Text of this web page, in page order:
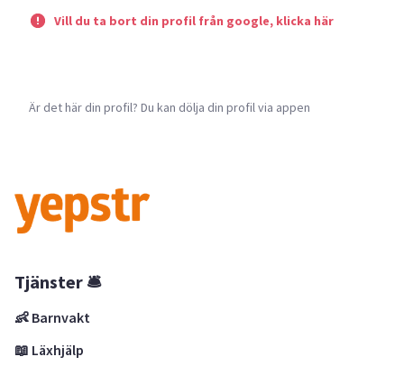
Vill du ta bort din profil från google, klicka här
Är det här din profil? Du kan dölja din profil via appen
Tjänster 🛎
👶 Barnvakt
📖 Läxhjälp